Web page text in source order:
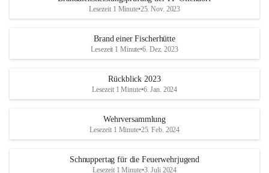
Lesezeit 1 Minute•25. Nov. 2023
Brand einer Fischerhütte
Lesezeit 1 Minute•6. Dez. 2023
Rückblick 2023
Lesezeit 1 Minute•6. Jan. 2024
Wehrversammlung
Lesezeit 1 Minute•25. Feb. 2024
Schnuppertag für die Feuerwehrjugend
Lesezeit 1 Minute•3. Juli 2024